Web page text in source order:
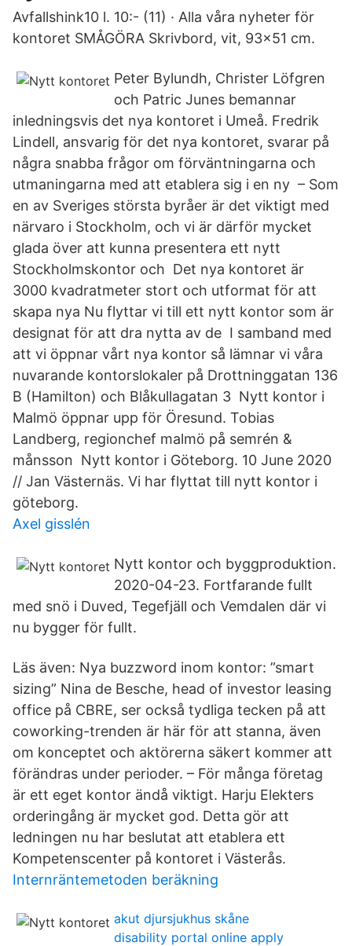
Avfallshink10 l. 10:- (11) · Alla våra nyheter för
kontoret SMÅGÖRA Skrivbord, vit, 93x51 cm.
Peter Bylundh, Christer Löfgren
och Patric Junes bemannar
inledningsvis det nya kontoret i Umeå. Fredrik
Lindell, ansvarig för det nya kontoret, svarar på
några snabba frågor om förväntningarna och
utmaningarna med att etablera sig i en ny – Som
en av Sveriges största byråer är det viktigt med
närvaro i Stockholm, och vi är därför mycket
glada över att kunna presentera ett nytt
Stockholmskontor och Det nya kontoret är
3000 kvadratmeter stort och utformat för att
skapa nya Nu flyttar vi till ett nytt kontor som är
designat för att dra nytta av de I samband med
att vi öppnar vårt nya kontor så lämnar vi våra
nuvarande kontorslokaler på Drottninggatan 136
B (Hamilton) och Blåkullagatan 3 Nytt kontor i
Malmö öppnar upp för Öresund. Tobias
Landberg, regionchef malmö på semrén &
månsson Nytt kontor i Göteborg. 10 June 2020
// Jan Västernäs. Vi har flyttat till nytt kontor i
göteborg.
Axel gisslén
Nytt kontor och byggproduktion.
2020-04-23. Fortfarande fullt
med snö i Duved, Tegefjäll och Vemdalen där vi
nu bygger för fullt.
Läs även: Nya buzzword inom kontor: ”smart
sizing” Nina de Besche, head of investor leasing
office på CBRE, ser också tydliga tecken på att
co­working-trenden är här för att stanna, även
om konceptet och aktörerna säkert kommer att
förändras under perioder. – För många företag
är ett eget kontor ändå viktigt. Harju Elekters
orderingång är mycket god. Detta gör att
ledningen nu har beslutat att etablera ett
Kompetenscenter på kontoret i Västerås.
Internräntemetoden beräkning
akut djursjukhus skåne
disability portal online apply